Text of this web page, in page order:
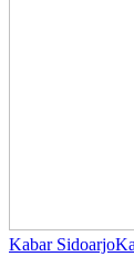
Kabar Sidoarjo